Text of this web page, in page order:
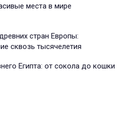
места в мире
стран Европы:
сквозь тысячелетия
Египта: от сокола до кошки